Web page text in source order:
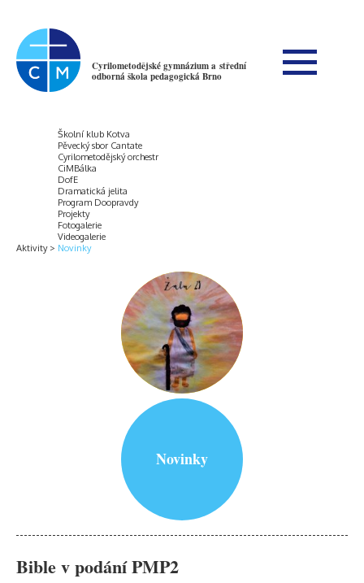
Cyrilometodějské gymnázium a střední
odborná škola pedagogická Brno
Aktivity
Školní klub Kotva
Pěvecký sbor Cantate
Cyrilometodějský orchestr
CiMBálka
DofE
Dramatická jelita
Program Doopravdy
Projekty
Fotogalerie
Videogalerie
Novinky
Novinky
Bible v podání PMP2